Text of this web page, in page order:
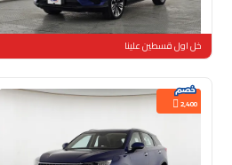
مستعملة 75,477 كم
خل اول قسطين علينا
2,400